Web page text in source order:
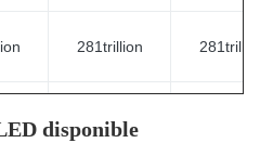
281trillion
4000:1
disponible